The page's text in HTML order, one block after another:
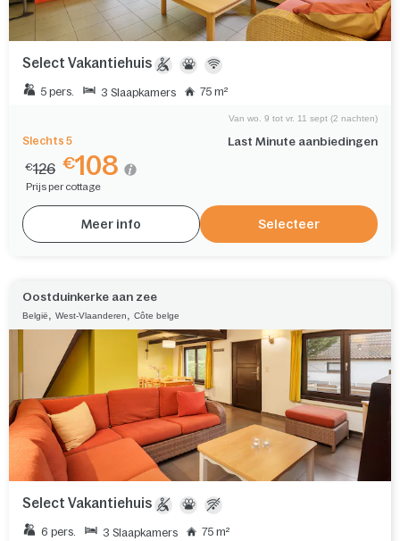
Select Vakantiehuis
5 pers. 3 Slaapkamers 75 m²
Slechts 5 Last Minute aanbiedingen
Van wo. 9 tot vr. 11 sept (2 nachten)
€126 €108
Prijs per cottage
Meer info Selecteer
Oostduinkerke aan zee
België, West-Vlaanderen, Côte belge
Select Vakantiehuis
6 pers. 3 Slaapkamers 75 m²